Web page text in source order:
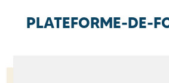
PLATEFORME-DE-